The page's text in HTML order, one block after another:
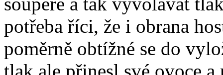
potřeba říci, že i obrana
poměrně obtížné se do
tlak ale přinesl své ovoce